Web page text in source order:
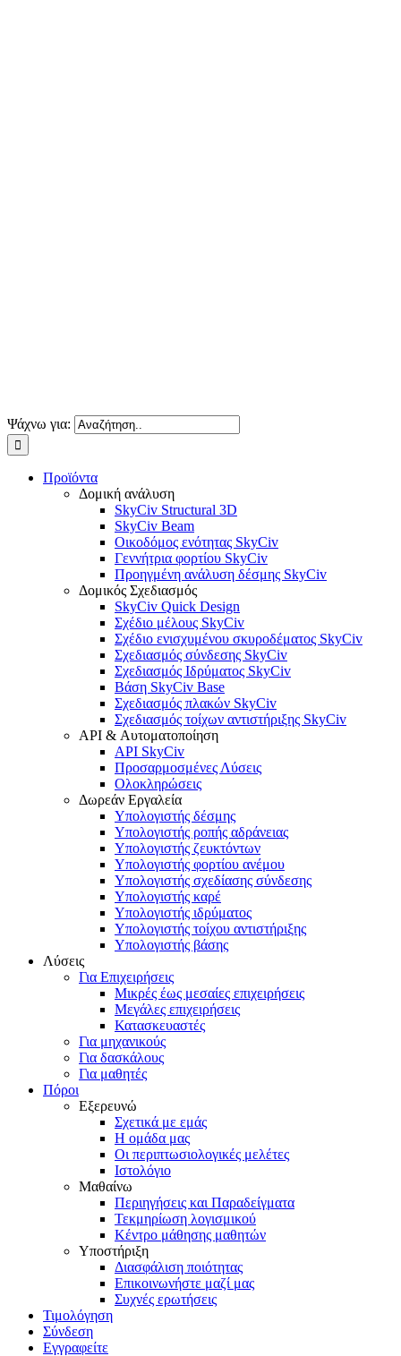
Ψάχνω για:
Προϊόντα
Δομική ανάλυση
SkyCiv Structural 3D
SkyCiv Beam
Οικοδόμος ενότητας SkyCiv
Γεννήτρια φορτίου SkyCiv
Προηγμένη ανάλυση δέσμης SkyCiv
Δομικός Σχεδιασμός
SkyCiv Quick Design
Σχέδιο μέλους SkyCiv
Σχέδιο ενισχυμένου σκυροδέματος SkyCiv
Σχεδιασμός σύνδεσης SkyCiv
Σχεδιασμός Ιδρύματος SkyCiv
Βάση SkyCiv Base
Σχεδιασμός πλακών SkyCiv
Σχεδιασμός τοίχων αντιστήριξης SkyCiv
API & Αυτοματοποίηση
API SkyCiv
Προσαρμοσμένες Λύσεις
Ολοκληρώσεις
Δωρεάν Εργαλεία
Υπολογιστής δέσμης
Υπολογιστής ροπής αδράνειας
Υπολογιστής ζευκτόντων
Υπολογιστής φορτίου ανέμου
Υπολογιστής σχεδίασης σύνδεσης
Υπολογιστής καρέ
Υπολογιστής ιδρύματος
Υπολογιστής τοίχου αντιστήριξης
Υπολογιστής βάσης
Λύσεις
Για Επιχειρήσεις
Μικρές έως μεσαίες επιχειρήσεις
Μεγάλες επιχειρήσεις
Κατασκευαστές
Για μηχανικούς
Για δασκάλους
Για μαθητές
Πόροι
Εξερευνώ
Σχετικά με εμάς
Η ομάδα μας
Οι περιπτωσιολογικές μελέτες
Ιστολόγιο
Μαθαίνω
Περιηγήσεις και Παραδείγματα
Τεκμηρίωση λογισμικού
Κέντρο μάθησης μαθητών
Υποστήριξη
Διασφάλιση ποιότητας
Επικοινωνήστε μαζί μας
Συχνές ερωτήσεις
Τιμολόγηση
Σύνδεση
Εγγραφείτε